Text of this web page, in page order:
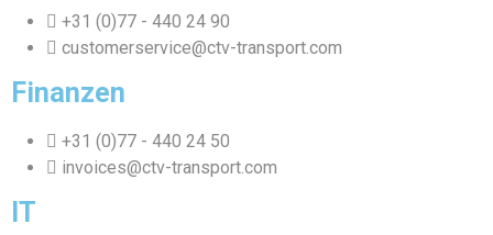
+31 (0)77 - 440 24 90
customerservice@ctv-transport.com
Finanzen
+31 (0)77 - 440 24 50
invoices@ctv-transport.com
IT